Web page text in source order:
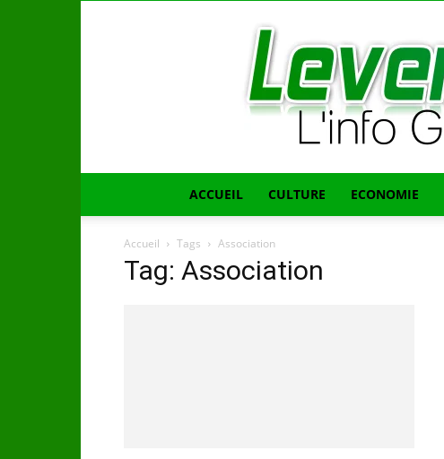
ACCUEIL CULTURE ECONOMIE
Accueil Tags Association
Tag: Association